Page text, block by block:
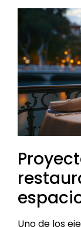
Uno de los